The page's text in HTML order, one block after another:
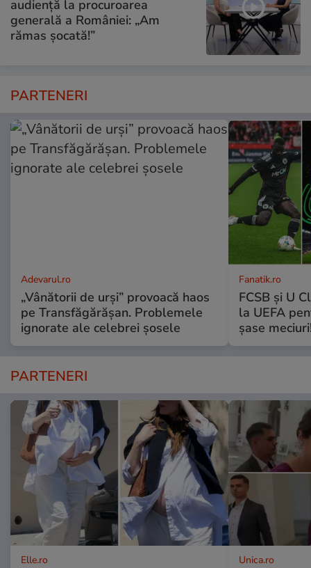
audiență la procuroarea
generală a României: „Am
rămas șocată!”
PARTENERI
Adevarul.ro
„Vânătorii de urși” provoacă haos
pe Transfăgărășan. Problemele
ignorate ale celebrei șosele
Fanatik.ro
FCSB și U
la UEFA
șase
PARTENERI
Elle.ro Unica.ro